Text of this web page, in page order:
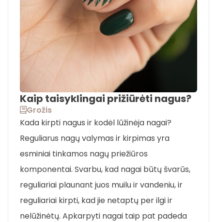
Kaip taisyklingai prižiūrėti nagus?
Grožis
Kada kirpti nagus ir kodėl lūžinėja nagai?
Reguliarus nagų valymas ir kirpimas yra
esminiai tinkamos nagų priežiūros
komponentai. Svarbu, kad nagai būtų švarūs,
reguliariai plaunant juos muilu ir vandeniu, ir
reguliariai kirpti, kad jie netaptų per ilgi ir
nelūžinėtų. Apkarpyti nagai taip pat padeda